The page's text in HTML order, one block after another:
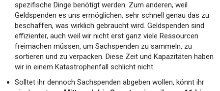
spezifische Dinge benötigt werden. Zum anderen, weil
Geldspenden es uns ermöglichen, sehr schnell genau das zu
beschaffen, was wirklich gebraucht wird. Geldspenden sind
effizienter, auch weil wir nicht erst ganz viele Ressourcen
freimachen müssen, um Sachspenden zu sammeln, zu
sortieren und zu verpacken. Diese Zeit und Kapazitäten haben
wir in einem Katastrophenfall schlicht nicht.
Solltet ihr dennoch Sachspenden abgeben wollen, könnt ihr